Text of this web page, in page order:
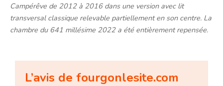
Campérêve de 2012 à 2016 dans une version avec lit
transversal classique relevable partiellement en son centre. La
chambre du 641 millésime 2022 a été entièrement repensée.
L’avis de fourgonlesite.com